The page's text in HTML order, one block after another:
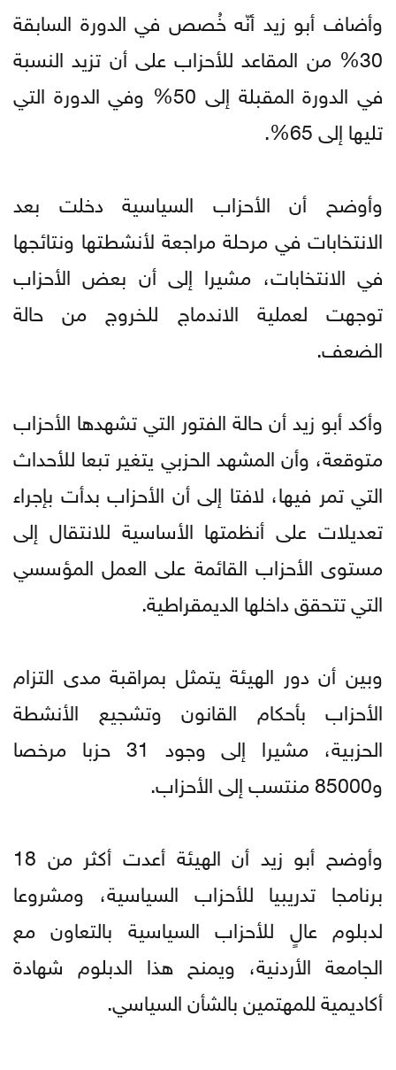
وأضاف أبو زيد أنّه خُصص في الدورة السابقة
30% من المقاعد للأحزاب على أن تزيد النسبة
في الدورة المقبلة إلى 50% وفي الدورة التي
تليها إلى 65%.
وأوضح أن الأحزاب السياسية دخلت بعد
الانتخابات في مرحلة مراجعة لأنشطتها ونتائجها
في الانتخابات، مشيرا إلى أن بعض الأحزاب
توجهت لعملية الاندماج للخروج من حالة
الضعف.
وأكد أبو زيد أن حالة الفتور التي تشهدها الأحزاب
متوقعة، وأن المشهد الحزبي يتغير تبعا للأحداث
التي تمر فيها، لافتا إلى أن الأحزاب بدأت بإجراء
تعديلات على أنظمتها الأساسية للانتقال إلى
مستوى الأحزاب القائمة على العمل المؤسسي
التي تتحقق داخلها الديمقراطية.
وبين أن دور الهيئة يتمثل بمراقبة مدى التزام
الأحزاب بأحكام القانون وتشجيع الأنشطة
الحزبية، مشيرا إلى وجود 31 حزبا مرخصا
و85000 منتسب إلى الأحزاب.
وأوضح أبو زيد أن الهيئة أعدت أكثر من 18
برنامجا تدريبيا للأحزاب السياسية، ومشروعا
لدبلوم عالٍ للأحزاب السياسية بالتعاون مع
الجامعة الأردنية، ويمنح هذا الدبلوم شهادة
أكاديمية للمهتمين بالشأن السياسي.